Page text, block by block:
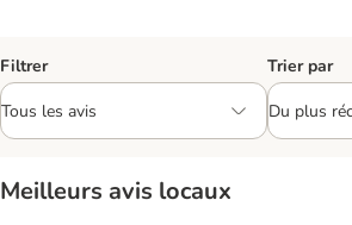
Filtrer Trier par
Meilleurs avis locaux